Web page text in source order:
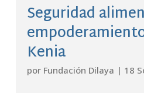
Seguridad
Kenia
por Fundación Dilaya | 18